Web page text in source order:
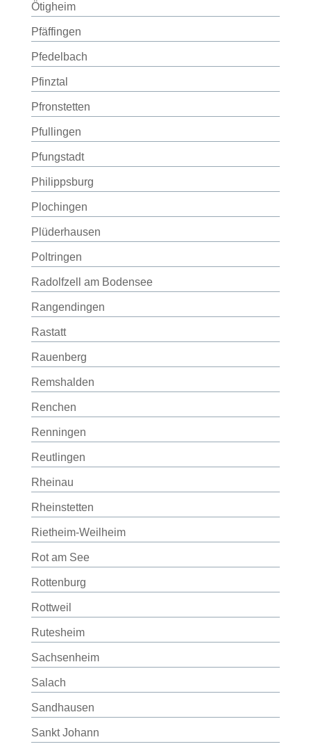
Ötigheim
Pfäffingen
Pfedelbach
Pfinztal
Pfronstetten
Pfullingen
Pfungstadt
Philippsburg
Plochingen
Plüderhausen
Poltringen
Radolfzell am Bodensee
Rangendingen
Rastatt
Rauenberg
Remshalden
Renchen
Renningen
Reutlingen
Rheinau
Rheinstetten
Rietheim-Weilheim
Rot am See
Rottenburg
Rottweil
Rutesheim
Sachsenheim
Salach
Sandhausen
Sankt Johann